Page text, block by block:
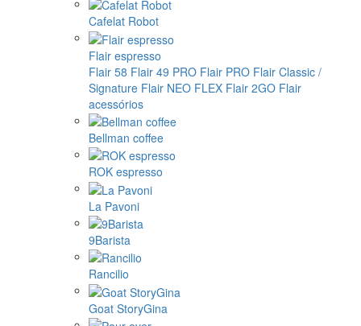
Cafelat Robot
Flair espresso
Flair 58 Flair 49 PRO Flair PRO Flair Classic /
Signature Flair NEO FLEX Flair 2GO Flair
acessórios
Bellman coffee
ROK espresso
La Pavoni
9Barista
Rancilio
Goat StoryGina